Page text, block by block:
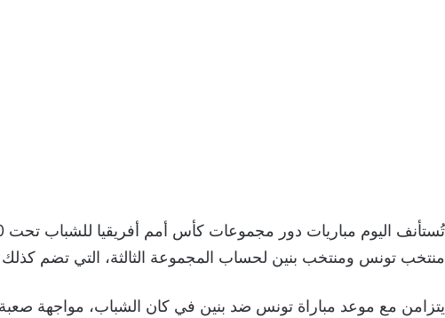
منتخب تونس ومنتخب بنين لحساب المجموعة الثالثة، التي تضم كذلك
يتزامن مع موعد مباراة تونس ضد بنين في كان الشباب، مواجهة صعبة